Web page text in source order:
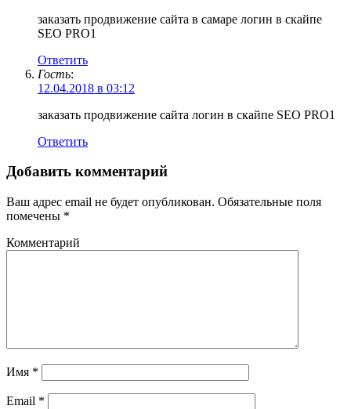
заказать продвижение сайта в самаре логин в скайпе
SEO PRO1
Ответить
Гость:
12.04.2018 в 03:12
заказать продвижение сайта логин в скайпе SEO PRO1
Ответить
Добавить комментарий
Ваш адрес email не будет опубликован. Обязательные поля
помечены *
Комментарий
Имя *
Email *